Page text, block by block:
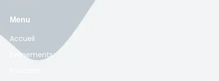
Menu
Accueil
Evènements